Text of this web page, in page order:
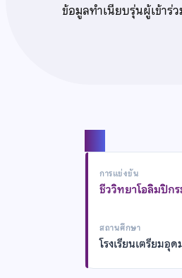
ข้อมูลทำเนียบรุ่นผู้เข้าร่
การแข่งขัน
ชีววิทยาโอลิมปิก
สถานศึกษา
โรงเรียนเตรียมอุ